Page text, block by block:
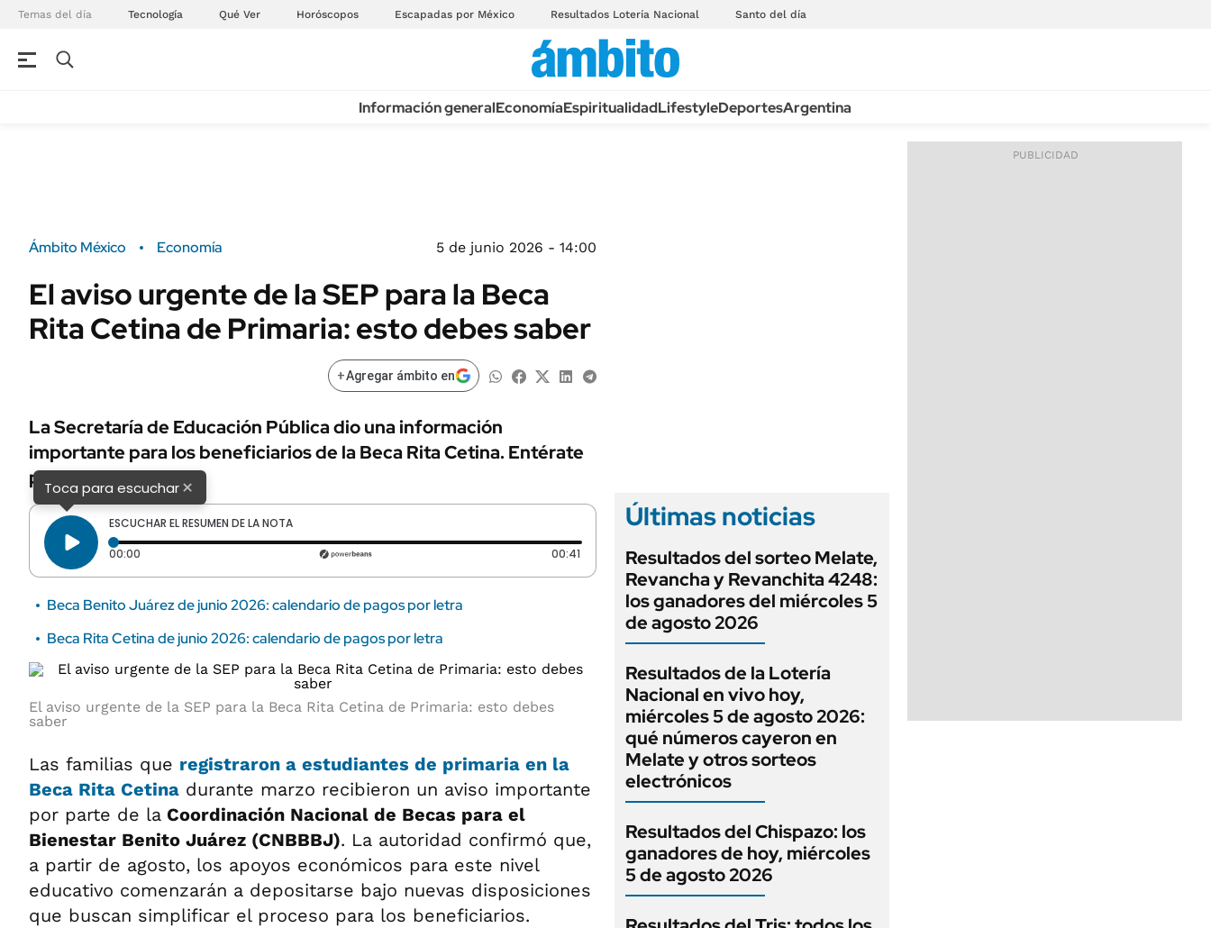
Temas del día Tecnología Qué Ver Horóscopos Escapadas por México Resultados Lotería Nacional Santo del día
Información generalEconomíaEspiritualidadLifestyleDeportesArgentina
Ámbito México Economía 5 de junio 2026 - 14:00
El aviso urgente de la SEP para la Beca
Rita Cetina de Primaria: esto debes saber
+Agregar ámbito en
La Secretaría de Educación Pública dio una información
importante para los beneficiarios de la Beca Rita Cetina. Entérate
por qué.
Toca para escuchar×
ESCUCHAR EL RESUMEN DE LA NOTA
00:00 Tiempo transcurrido: 0 segundos 00:41 Duración: 41 segundos
Beca Benito Juárez de junio 2026: calendario de pagos por letra
Beca Rita Cetina de junio 2026: calendario de pagos por letra
El aviso urgente de la SEP para la Beca Rita Cetina de Primaria: esto debes
saber
Las familias que registraron a estudiantes de primaria en la
Beca Rita Cetina durante marzo recibieron un aviso importante
por parte de la Coordinación Nacional de Becas para el
Bienestar Benito Juárez (CNBBBJ). La autoridad confirmó que,
a partir de agosto, los apoyos económicos para este nivel
educativo comenzarán a depositarse bajo nuevas disposiciones
que buscan simplificar el proceso para los beneficiarios.
Últimas noticias
Resultados del sorteo Melate,
Revancha y Revanchita 4248:
los ganadores del miércoles 5
de agosto 2026
Resultados de la Lotería
Nacional en vivo hoy,
miércoles 5 de agosto 2026:
qué números cayeron en
Melate y otros sorteos
electrónicos
Resultados del Chispazo: los
ganadores de hoy, miércoles
5 de agosto 2026